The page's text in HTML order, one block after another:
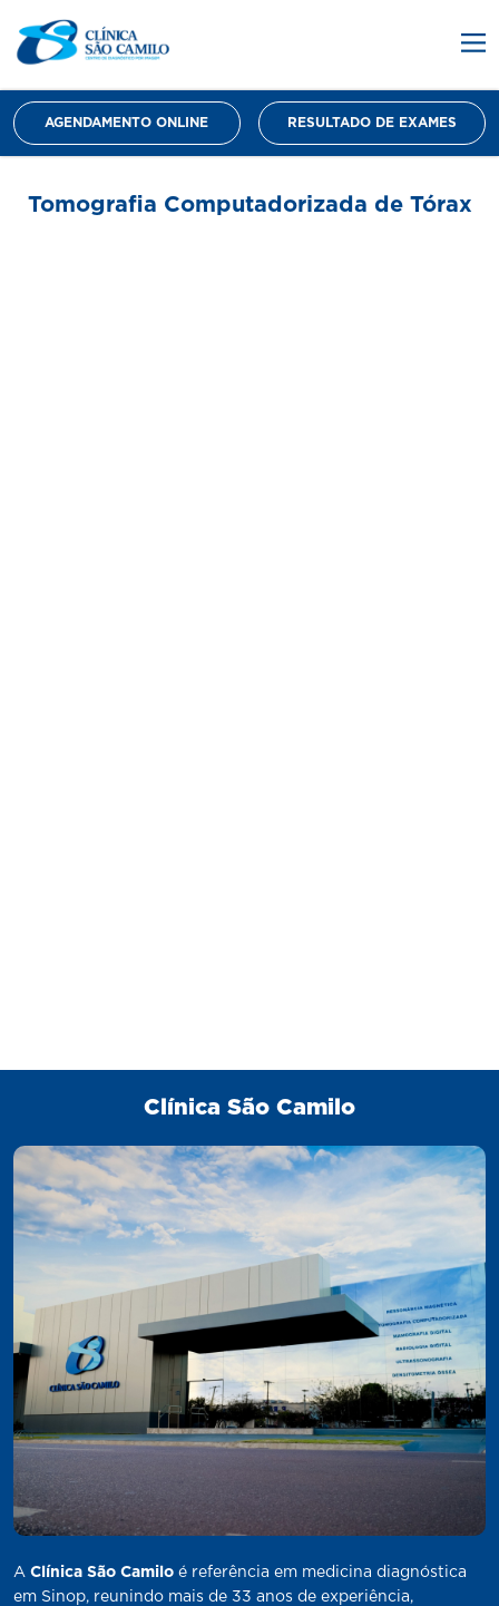
AGENDAMENTO ONLINE RESULTADO DE EXAMES
Tomografia Computadorizada de Tórax
Clínica São Camilo
A Clínica São Camilo é referência em medicina diagnóstica
em Sinop, reunindo mais de 33 anos de experiência,